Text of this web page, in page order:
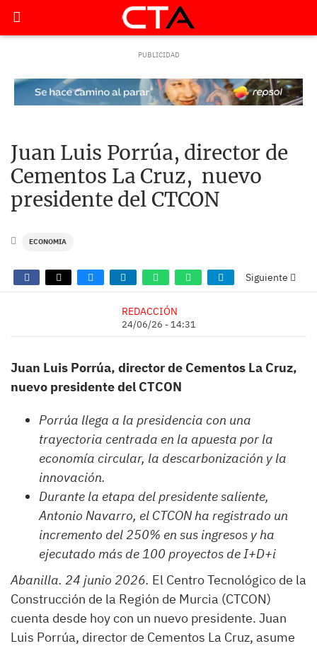
Juan Luis Porrúa, director de
Cementos La Cruz, nuevo
presidente del CTCON
ECONOMIA
Siguiente
REDACCIÓN
24/06/26 - 14:31
Juan Luis Porrúa, director de Cementos La Cruz,
nuevo presidente del CTCON
Porrúa llega a la presidencia con una
trayectoria centrada en la apuesta por la
economía circular, la descarbonización y la
innovación.
Durante la etapa del presidente saliente,
Antonio Navarro, el CTCON ha registrado un
incremento del 250% en sus ingresos y ha
ejecutado más de 100 proyectos de I+D+i
Abanilla. 24 junio 2026. El Centro Tecnológico de la
Construcción de la Región de Murcia (CTCON)
cuenta desde hoy con un nuevo presidente. Juan
Luis Porrúa, director de Cementos La Cruz, asume